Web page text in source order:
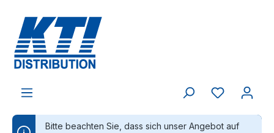
Bitte beachten Sie, dass sich unser Angebot auf